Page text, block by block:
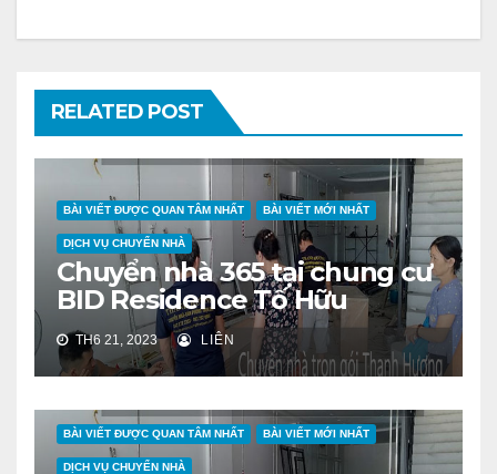
RELATED POST
BÀI VIẾT ĐƯỢC QUAN TÂM NHẤT BÀI VIẾT MỚI NHẤT
DỊCH VỤ CHUYỂN NHÀ
Chuyển nhà 365 tại chung cư
BID Residence Tố Hữu
TH6 21, 2023 LIÊN
BÀI VIẾT ĐƯỢC QUAN TÂM NHẤT BÀI VIẾT MỚI NHẤT
DỊCH VỤ CHUYỂN NHÀ